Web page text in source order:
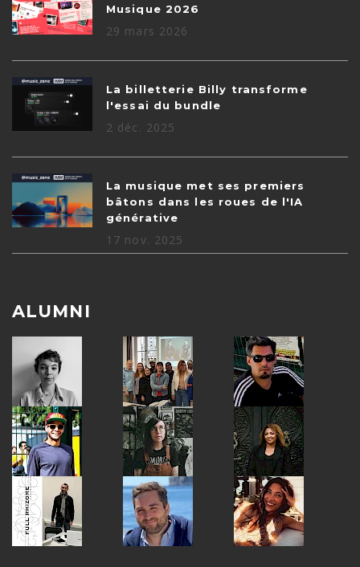
Musique 2026
29 mars 2026
La billetterie Billy transforme
l'essai du bundle
2 déc. 2025
La musique met ses premiers
bâtons dans les roues de l'IA
générative
17 nov. 2025
ALUMNI